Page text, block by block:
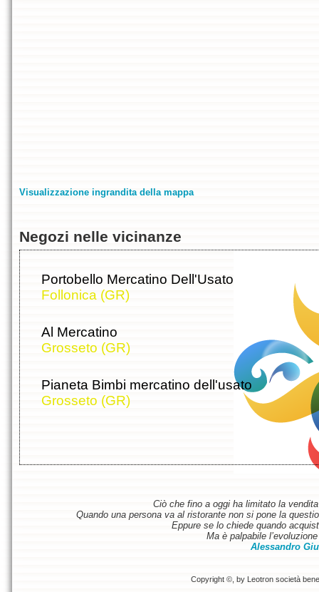
Visualizzazione ingrandita della mappa
Negozi nelle vicinanze
Portobello Mercatino Dell'Usato
Follonica (GR)
Al Mercatino
Grosseto (GR)
Pianeta Bimbi mercatino dell'usato
Grosseto (GR)
Ciò che fino a oggi ha limitato la
Quando una persona va al ristorante non si pone la
Eppure se lo chiede quando
Ma è palpabile
Alessandro
Copyright ©, by Leotron società